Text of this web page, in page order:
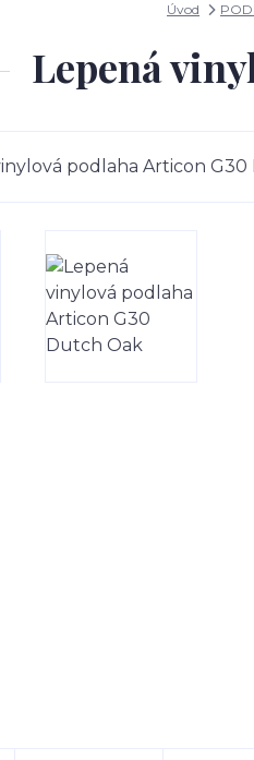
Úvod
Lepená